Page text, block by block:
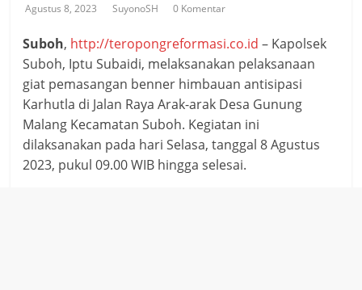
Agustus 8, 2023 SuyonoSH 0 Komentar
Suboh, http://teropongreformasi.co.id – Kapolsek
Suboh, Iptu Subaidi, melaksanakan pelaksanaan
giat pemasangan benner himbauan antisipasi
Karhutla di Jalan Raya Arak-arak Desa Gunung
Malang Kecamatan Suboh. Kegiatan ini
dilaksanakan pada hari Selasa, tanggal 8 Agustus
2023, pukul 09.00 WIB hingga selesai.